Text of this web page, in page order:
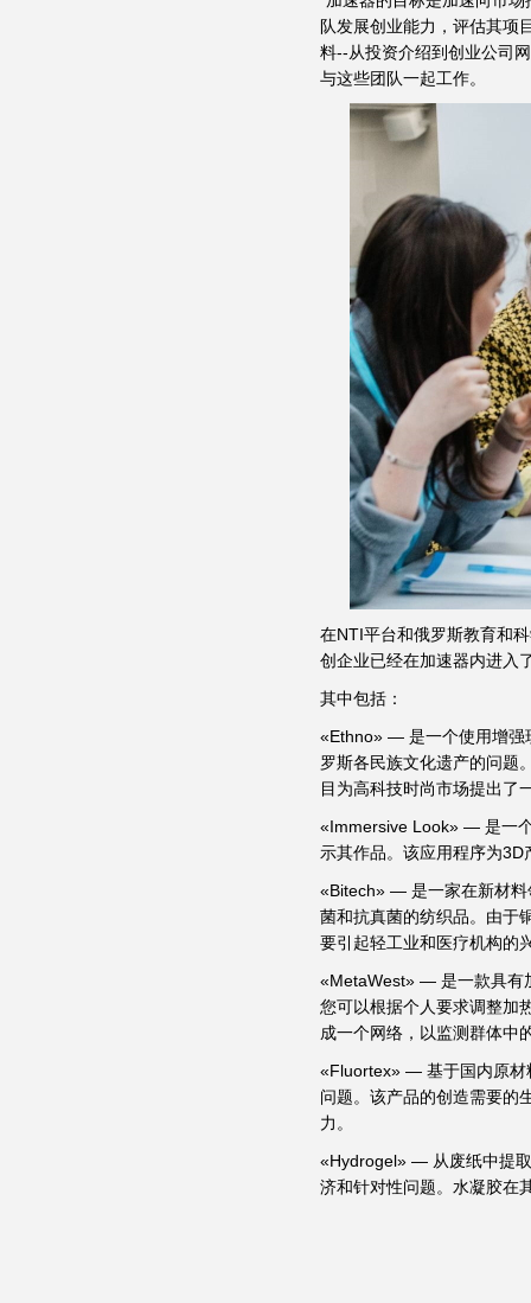
队发展创业能力，评估其项
料--从投资介绍到创业公司
与这些团队一起工作。
在NTI平台和俄罗斯教育和
创企业已经在加速器内进入
其中包括：
«Ethno» — 是一个使用增强
罗斯各民族文化遗产的问题
目为高科技时尚市场提出了
«Immersive Look» — 是一
示其作品。该应用程序为
«Bitech» — 是一家在新材料
菌和抗真菌的纺织品。由于
要引起轻工业和医疗机构的
«MetaWest» — 是一款具有
您可以根据个人要求调整加
成一个网络，以监测群体中
«Fluortex» — 基于国内原材
问题。该产品的创造需要的
力。
«Hydrogel» — 从废纸中提
济和针对性问题。水凝胶在